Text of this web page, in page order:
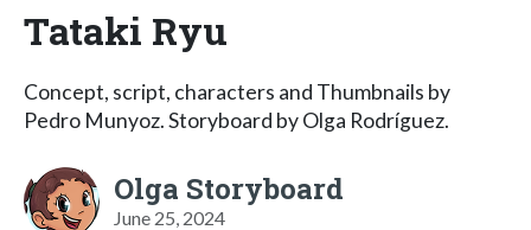
Tataki Ryu
Concept, script, characters and Thumbnails by
Pedro Munyoz. Storyboard by Olga Rodríguez.
Olga Storyboard
June 25, 2024